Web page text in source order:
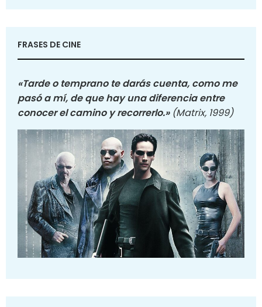
FRASES DE CINE
«Tarde o temprano te darás cuenta, como me
pasó a mí, de que hay una diferencia entre
conocer el camino y recorrerlo.» (Matrix, 1999)